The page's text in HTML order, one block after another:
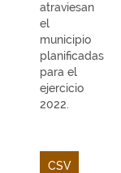
atraviesan
el
municipio
planificadas
para el
ejercicio
2022.
CSV